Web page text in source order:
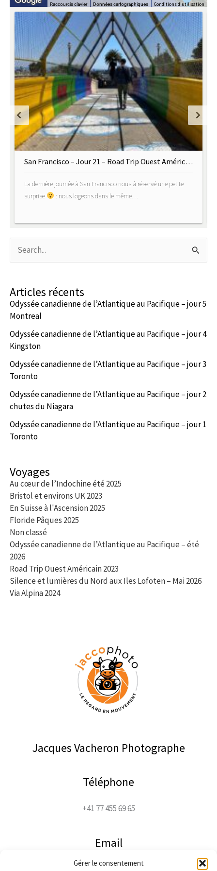
Gérer le consentement
Raccourcis clavier Données cartographiques Conditions d'utilisation
San Francisco – Jour 21 – Road Trip Ouest Américain
La dernière journée à San Francisco nous à réservé une petite
surprise
: nous logeons dans le même…
Rechercher :
Articles récents
Odyssée canadienne de l’Atlantique au Pacifique – jour 5
Montreal
Odyssée canadienne de l’Atlantique au Pacifique – jour 4
Kingston
Odyssée canadienne de l’Atlantique au Pacifique – jour 3
Toronto
Odyssée canadienne de l’Atlantique au Pacifique – jour 2
chutes du Niagara
Odyssée canadienne de l’Atlantique au Pacifique – jour 1
Toronto
Voyages
Au cœur de l’Indochine été 2025
Bristol et environs UK 2023
En Suisse à l'Ascension 2025
Floride Pâques 2025
Non classé
Odyssée canadienne de l’Atlantique au Pacifique – été
2026
Road Trip Ouest Américain 2023
Silence et lumières du Nord aux Iles Lofoten – Mai 2026
Via Alpina 2024
Jacques Vacheron Photographe
Téléphone
+41 77 455 69 65
Email